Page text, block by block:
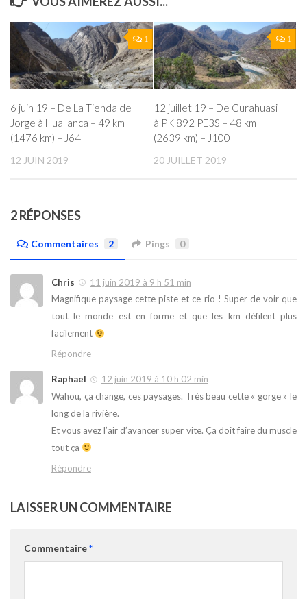
1
6 juin 19 – De La Tienda de
Jorge à Huallanca – 49 km
(1476 km) – J64
12 JUIN 2019
1
12 juillet 19 – De Curahuasi
à PK 892 PE3S – 48 km
(2639 km) – J100
20 JUILLET 2019
2 RÉPONSES
Commentaires 2 Pings 0
Chris
11 juin 2019 à 9 h 51 min
Magnifique paysage cette piste et ce rio ! Super de voir que
tout le monde est en forme et que les km défilent plus
facilement
Répondre
Raphael
12 juin 2019 à 10 h 02 min
Wahou, ça change, ces paysages. Très beau cette « gorge » le
long de la rivière.
Et vous avez l’air d’avancer super vite. Ça doit faire du muscle
tout ça
Répondre
LAISSER UN COMMENTAIRE
Commentaire*